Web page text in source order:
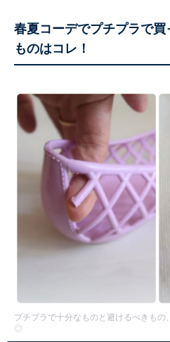
春夏コーデでプチプラで
ものはコレ！
プチプラで十分なものと避けるべきも
◎